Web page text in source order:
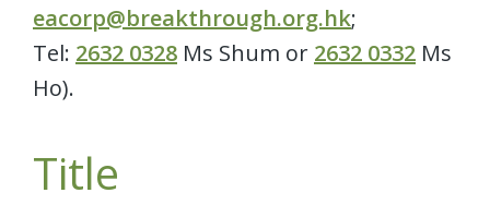
eacorp@breakthrough.org.hk;
Tel: 2632 0328 Ms Shum or 2632 0332 Ms
Ho).
Title